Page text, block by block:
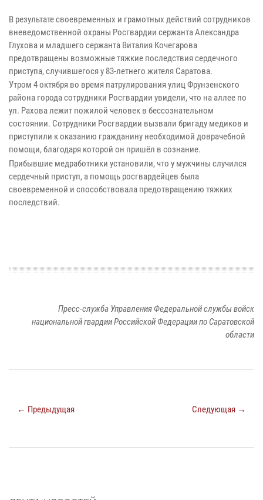
В результате своевременных и грамотных действий сотрудников
вневедомственной охраны Росгвардии сержанта Александра
Глухова и младшего сержанта Виталия Кочегарова
предотвращены возможные тяжкие последствия сердечного
приступа, случившегося у 83-летнего жителя Саратова.
Утром 4 октября во время патрулирования улиц Фрунзенского
района города сотрудники Росгвардии увидели, что на аллее по
ул. Рахова лежит пожилой человек в бессознательном
состоянии. Сотрудники Росгвардии вызвали бригаду медиков и
приступили к оказанию гражданину необходимой доврачебной
помощи, благодаря которой он пришёл в сознание.
Прибывшие медработники установили, что у мужчины случился
сердечный приступ, а помощь росгвардейцев была
своевременной и способствовала предотвращению тяжких
последствий.
Пресс-служба Управления Федеральной службы войск
национальной гвардии Российской Федерации по Саратовской
области
← Предыдущая Следующая →